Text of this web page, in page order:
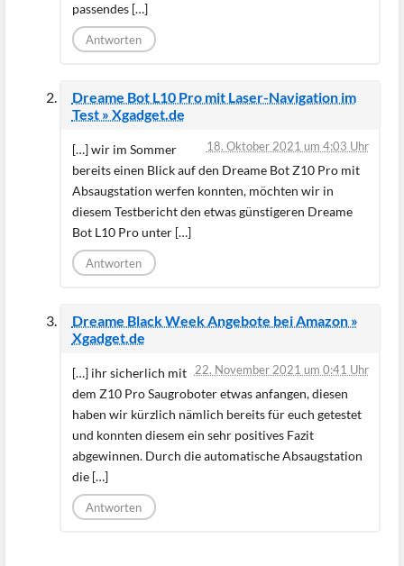
passendes […]
Antworten
Dreame Bot L10 Pro mit Laser-Navigation im
Test » Xgadget.de
18. Oktober 2021 um 4:03 Uhr
[…] wir im Sommer
bereits einen Blick auf den Dreame Bot Z10 Pro mit
Absaugstation werfen konnten, möchten wir in
diesem Testbericht den etwas günstigeren Dreame
Bot L10 Pro unter […]
Antworten
Dreame Black Week Angebote bei Amazon »
Xgadget.de
22. November 2021 um 0:41 Uhr
[…] ihr sicherlich mit
dem Z10 Pro Saugroboter etwas anfangen, diesen
haben wir kürzlich nämlich bereits für euch getestet
und konnten diesem ein sehr positives Fazit
abgewinnen. Durch die automatische Absaugstation
die […]
Antworten